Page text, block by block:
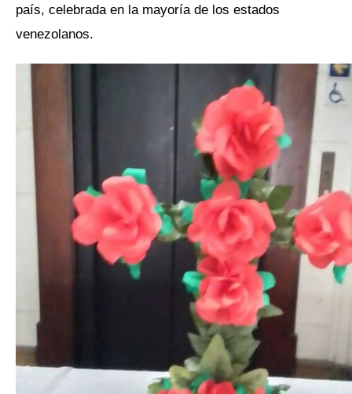
país, celebrada en la mayoría de los estados
venezolanos.